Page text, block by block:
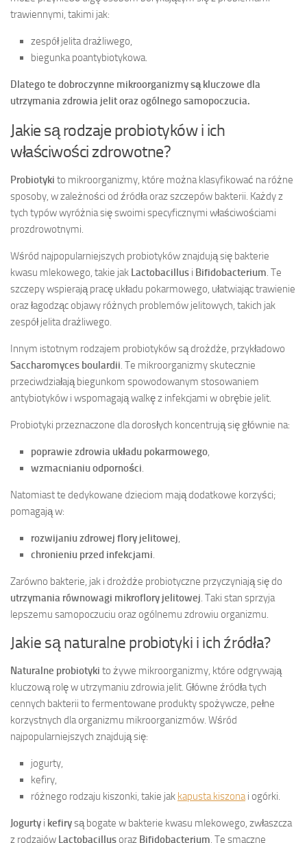
trawiennymi, takimi jak:
zespół jelita drażliwego,
biegunka poantybiotykowa.
Dlatego te dobroczynne mikroorganizmy są kluczowe dla
utrzymania zdrowia jelit oraz ogólnego samopoczucia.
Jakie są rodzaje probiotyków i ich
właściwości zdrowotne?
Probiotyki to mikroorganizmy, które można klasyfikować na różne
sposoby, w zależności od źródła oraz szczepów bakterii. Każdy z
tych typów wyróżnia się swoimi specyficznymi właściwościami
prozdrowotnymi.
Wśród najpopularniejszych probiotyków znajdują się bakterie
kwasu mlekowego, takie jak Lactobacillus i Bifidobacterium . Te
szczepy wspierają pracę układu pokarmowego, ułatwiając trawienie
oraz łagodząc objawy różnych problemów jelitowych, takich jak
zespół jelita drażliwego.
Innym istotnym rodzajem probiotyków są drożdże, przykładowo
Saccharomyces boulardii . Te mikroorganizmy skutecznie
przeciwdziałają biegunkom spowodowanym stosowaniem
antybiotyków i wspomagają walkę z infekcjami w obrębie jelit.
Probiotyki przeznaczone dla dorosłych koncentrują się głównie na:
poprawie zdrowia układu pokarmowego
wzmacnianiu odporności
Natomiast te dedykowane dzieciom mają dodatkowe korzyści;
pomagają w:
rozwijaniu zdrowej flory jelitowej
chronieniu przed infekcjami
Zarówno bakterie, jak i drożdże probiotyczne przyczyniają się do
utrzymania równowagi mikroflory jelitowej . Taki stan sprzyja
lepszemu samopoczuciu oraz ogólnemu zdrowiu organizmu.
Jakie są naturalne probiotyki i ich źródła?
Naturalne probiotyki to żywe mikroorganizmy, które odgrywają
kluczową rolę w utrzymaniu zdrowia jelit. Główne źródła tych
cennych bakterii to fermentowane produkty spożywcze, pełne
korzystnych dla organizmu mikroorganizmów. Wśród
najpopularniejszych znajdują się:
jogurty,
kefiry,
różnego rodzaju kiszonki, takie jak kapusta kiszona i ogórki.
Jogurty i kefirysą bogate w bakterie kwasu mlekowego, zwłaszcza
z rodzajów Lactobacillusoraz Bifidobacterium . Te smaczne